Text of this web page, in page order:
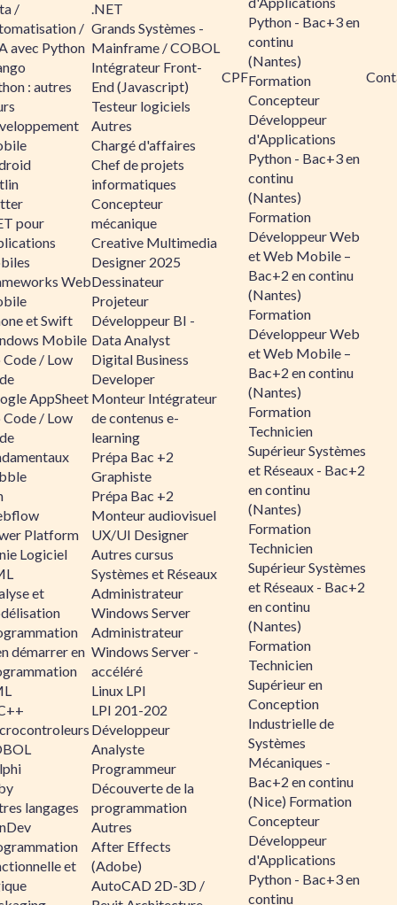
/
/
avec Python
: autres
pour
Web
et Swift
Mobile
/ Low
AppSheet
/ Low
Platform
Logiciel
et
démarrer en
langages
et
.NET
Grands Systèmes -
Mainframe / COBOL
Intégrateur Front-
End (Javascript)
Testeur logiciels
Autres
Chargé d'affaires
Chef de projets
informatiques
Concepteur
mécanique
Creative Multimedia
Designer 2025
Dessinateur
Projeteur
Développeur BI -
Data Analyst
Digital Business
Developer
Monteur Intégrateur
de contenus e-
learning
Prépa Bac +2
Graphiste
Prépa Bac +2
Monteur audiovisuel
UX/UI Designer
Autres cursus
Systèmes et Réseaux
Administrateur
Windows Server
Administrateur
Windows Server -
accéléré
Linux LPI
LPI 201-202
Développeur
Analyste
Programmeur
Découverte de la
programmation
Autres
After Effects
(Adobe)
AutoCAD 2D-3D /
CPF
Python - Bac+3 en
continu
(Nantes)
Formation
Concepteur
Développeur
d'Applications
Python - Bac+3 en
continu
(Nantes)
Formation
Développeur Web
et Web Mobile –
Bac+2 en continu
(Nantes)
Formation
Développeur Web
et Web Mobile –
Bac+2 en continu
(Nantes)
Formation
Technicien
Supérieur Systèmes
et Réseaux - Bac+2
en continu
(Nantes)
Formation
Technicien
Supérieur Systèmes
et Réseaux - Bac+2
en continu
(Nantes)
Formation
Technicien
Supérieur en
Conception
Industrielle de
Systèmes
Mécaniques -
Bac+2 en continu
(Nice) Formation
Concepteur
Développeur
d'Applications
Python - Bac+3 en
continu